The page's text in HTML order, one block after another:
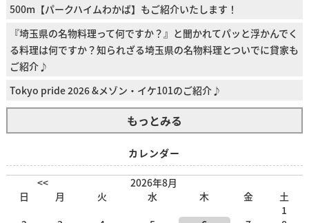
500m【パークハイムわかば】もご紹介いたします！
『埼玉県の名物料理って何ですか？』と聞かれてパッと浮かんでく
る料理は何ですか？知られざる埼玉県の名物料理とついでに貸家も
ご紹介♪
Tokyo pride 2026 &メゾン・イケ101のご紹介♪
もっとみる
カレンダー
<<
2026年8月
日
月 火 水 木 金
土
1